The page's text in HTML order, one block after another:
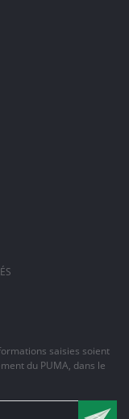
saisies soient
du PUMA, dans le